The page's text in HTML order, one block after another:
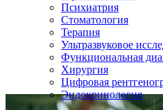
Психиатрия
Стоматология
Терапия
Ультразвуковое
Функциональная
Хирургия
Цифровая
Эндокринология